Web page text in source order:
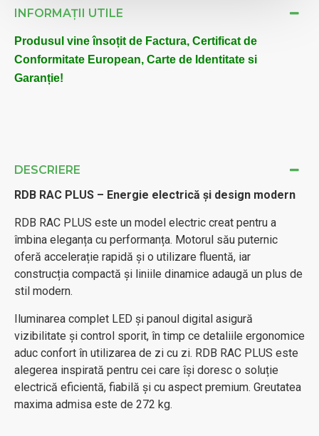
DESCRIERE
RDB RAC PLUS – Energie electrică și design modern
RDB RAC PLUS este un model electric creat pentru a
îmbina eleganța cu performanța. Motorul său puternic
oferă accelerație rapidă și o utilizare fluentă, iar
construcția compactă și liniile dinamice adaugă un plus de
stil modern.
Iluminarea complet LED și panoul digital asigură
vizibilitate și control sporit, în timp ce detaliile ergonomice
aduc confort în utilizarea de zi cu zi. RDB RAC PLUS este
alegerea inspirată pentru cei care își doresc o soluție
electrică eficientă, fiabilă și cu aspect premium. Greutatea
maxima admisa este de 272 kg.
INFORMAȚII UTILE
Produsul vine însoțit de Factura, Certificat de
Conformitate European, Carte de Identitate si
Garanție!